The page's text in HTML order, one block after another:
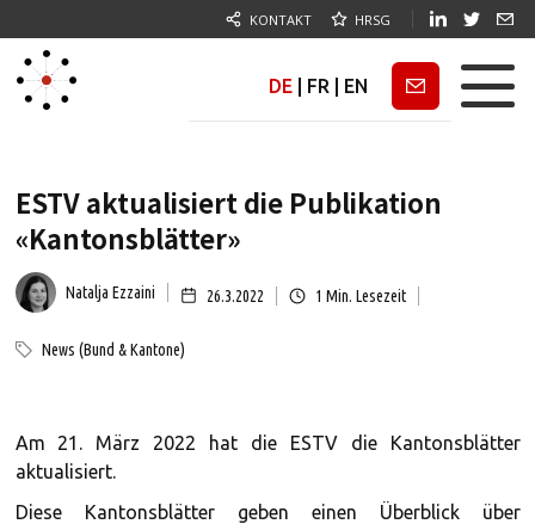
KONTAKT HRSG
DE FR EN Newsletter
ESTV aktualisiert die Publikation
«Kantonsblätter»
Natalja Ezzaini 26.3.2022 1 Min. Lesezeit
News (Bund & Kantone)
Am 21. März 2022 hat die ESTV die Kantonsblätter
aktualisiert.
Diese Kantonsblätter geben einen Überblick über